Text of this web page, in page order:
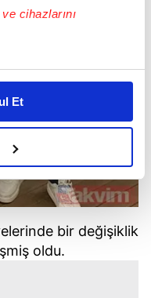
cihazlarını
sizlere özel
Bunu yaparken
deneyimi sunmak
adına
ve bu noktada,
noktasında tek gelir
isteriz.
izin vermedikleri
Et
bir değişiklik
oldu.